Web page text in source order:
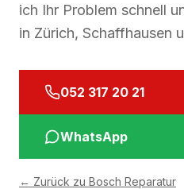
ich Ihr Problem schnell
in Zürich, Schaffhausen
052 317 20 21
WhatsApp
← Zurück zu Bosch Reparatur